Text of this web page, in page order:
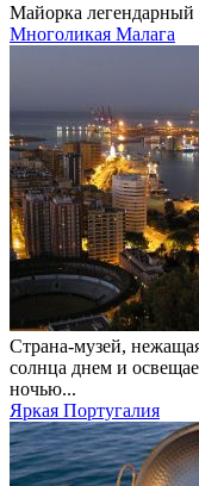
Майорка легендарный
Многоликая Малага
Страна-музей,
солнца днем и
ночью...
Яркая Португалия